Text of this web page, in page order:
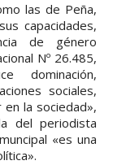
las de Peña,
capacidades,
de género
Nº 26.485,
dominación,
sociales,
la sociedad»,
del periodista
«es una